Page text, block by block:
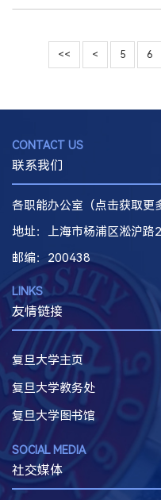
<< < 5 6
CONTACT US
联系我们
各职能办公室（点击获取更
地址：上海市杨浦区淞沪路
邮编：200438
LINKS
友情链接
复旦大学主页
复旦大学教务处
复旦大学图书馆
SOCIAL MEDIA
社交媒体